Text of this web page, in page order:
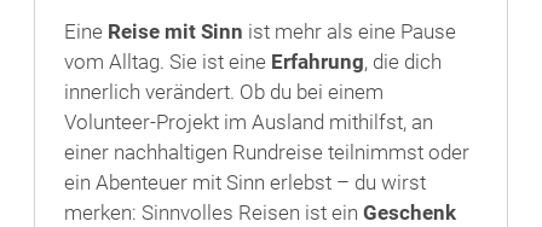
Eine Reise mit Sinn ist mehr als eine Pause
vom Alltag. Sie ist eine Erfahrung, die dich
innerlich verändert. Ob du bei einem
Volunteer-Projekt im Ausland mithilfst, an
einer nachhaltigen Rundreise teilnimmst oder
ein Abenteuer mit Sinn erlebst – du wirst
merken: Sinnvolles Reisen ist ein Geschenk